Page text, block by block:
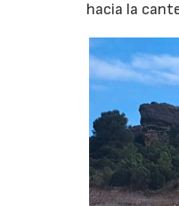
hacia la